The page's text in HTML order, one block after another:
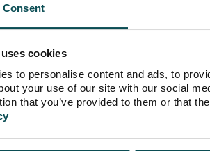
Consent
cookies
to personalise content and ads, to
your use of our site with our social
that you’ve provided to them or that
XIII. kerület
67.77 m